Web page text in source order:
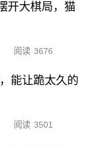
开大棋局，猫
阅读 3676
能让跪太久的
阅读 3501